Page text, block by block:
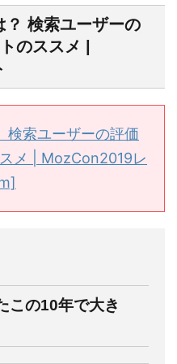
？ 検索ユーザーの
のススメ |
検索ユーザーの評価
メ | MozCon2019レ
この10年で大き